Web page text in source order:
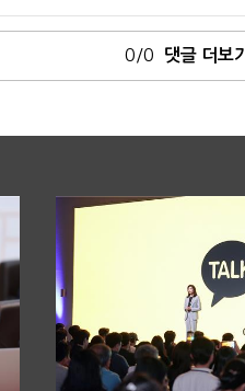
0/0 댓글 더보기